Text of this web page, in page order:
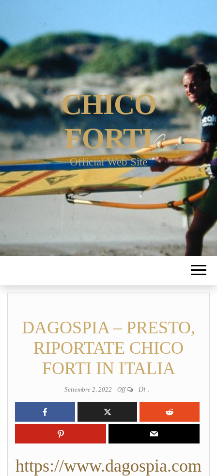
CHICO
FORTI
Official Web Site
DAGOSPIA – PRESTO,
RIPORTATE CHICO
FORTI IN ITALIA
Settembre 2, 2022 Off Di .
https://www.dagospia.com